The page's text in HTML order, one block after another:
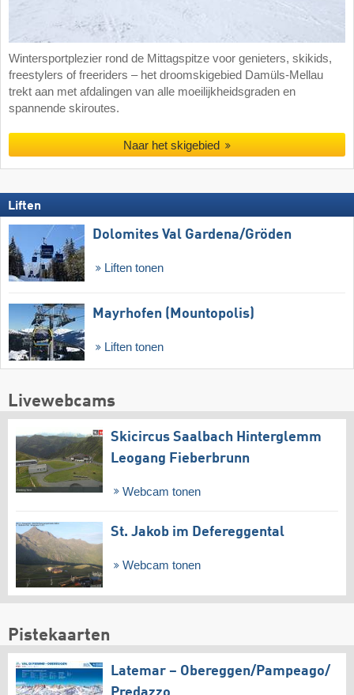
Wintersportplezier rond de Mittagspitze voor genieters, skikids,
freestylers of freeriders – het droomskigebied Damüls-Mellau
trekt aan met afdalingen van alle moeilijkheidsgraden en
spannende skiroutes.
Naar het skigebied
Liften
Dolomites Val Gardena/​Gröden
Liften tonen
Mayrhofen (Mountopolis)
Liften tonen
Livewebcams
Skicircus Saalbach Hinterglemm
Leogang Fieberbrunn
Webcam tonen
St. Jakob im Defereggental
Webcam tonen
Pistekaarten
Latemar – Obereggen/​Pampeago/​